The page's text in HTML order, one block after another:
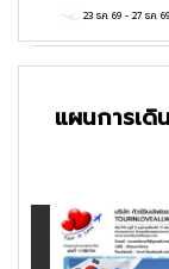
23 ธ.ค. 69- 27 ธ.ค. 69
แผนการเดิ